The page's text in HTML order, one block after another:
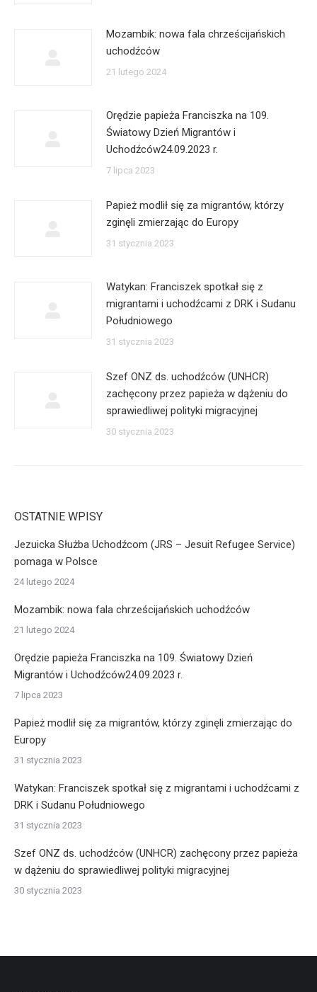
Mozambik: nowa fala chrześcijańskich
uchodźców
21 lutego 2024
Orędzie papieża Franciszka na 109.
Światowy Dzień Migrantów i
Uchodźców24.09.2023 r.
7 lipca 2023
Papież modlił się za migrantów, którzy
zginęli zmierzając do Europy
31 stycznia 2023
Watykan: Franciszek spotkał się z
migrantami i uchodźcami z DRK i Sudanu
Południowego
31 stycznia 2023
Szef ONZ ds. uchodźców (UNHCR)
zachęcony przez papieża w dążeniu do
sprawiedliwej polityki migracyjnej
30 stycznia 2023
OSTATNIE WPISY
Jezuicka Służba Uchodźcom (JRS – Jesuit Refugee Service)
pomaga w Polsce
24 lutego 2024
Mozambik: nowa fala chrześcijańskich uchodźców
21 lutego 2024
Orędzie papieża Franciszka na 109. Światowy Dzień
Migrantów i Uchodźców24.09.2023 r.
7 lipca 2023
Papież modlił się za migrantów, którzy zginęli zmierzając do
Europy
31 stycznia 2023
Watykan: Franciszek spotkał się z migrantami i uchodźcami z
DRK i Sudanu Południowego
31 stycznia 2023
Szef ONZ ds. uchodźców (UNHCR) zachęcony przez papieża
w dążeniu do sprawiedliwej polityki migracyjnej
30 stycznia 2023